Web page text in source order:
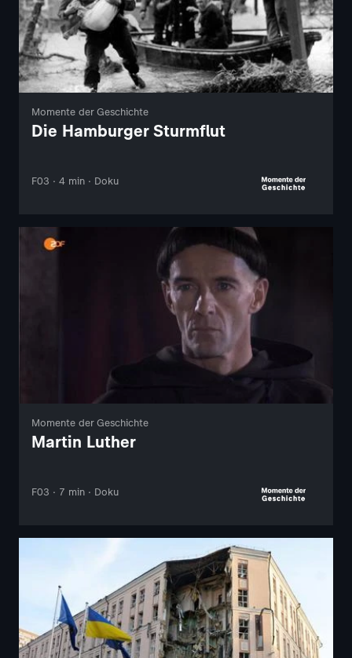
Momente der Geschichte
Die Hamburger Sturmflut
F03 · 4 min · Doku
Momente der Geschichte
Martin Luther
F03 · 7 min · Doku